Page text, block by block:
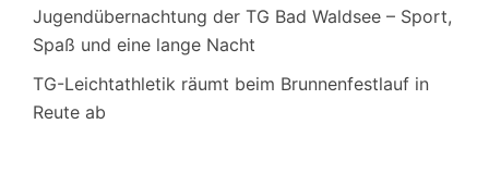
Jugendübernachtung der TG Bad Waldsee – Sport,
Spaß und eine lange Nacht
TG-Leichtathletik räumt beim Brunnenfestlauf in
Reute ab